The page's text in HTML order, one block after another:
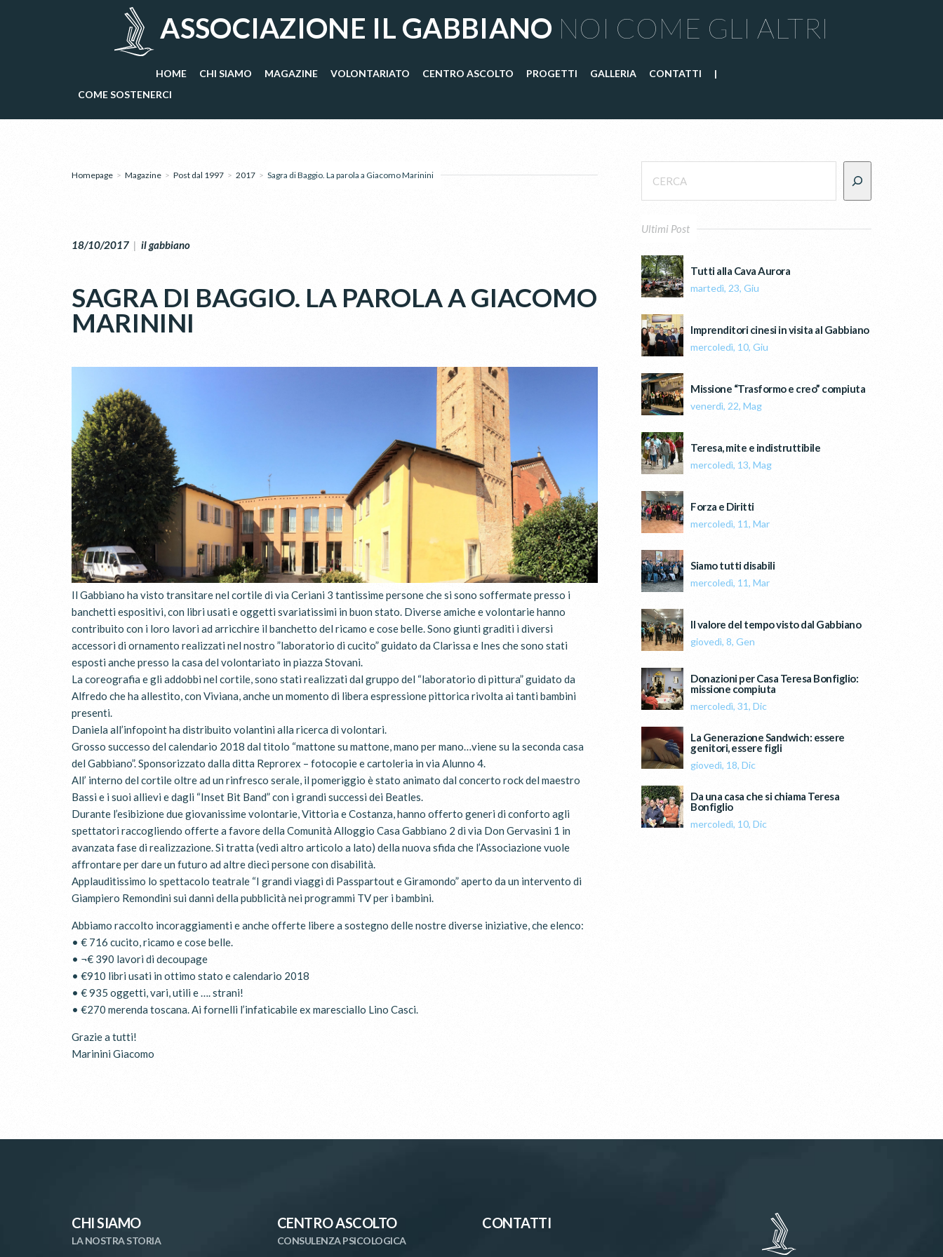
ASSOCIAZIONE IL GABBIANO NOI COME GLI ALTRI
HOME CHI SIAMO MAGAZINE VOLONTARIATO CENTRO ASCOLTO PROGETTI GALLERIA CONTATTI
|
COME SOSTENERCI
Homepage > Magazine > Post dal 1997 > 2017 > Sagra di Baggio. La parola a Giacomo Marinini
18/10/2017 | il gabbiano
SAGRA DI BAGGIO. LA PAROLA A GIACOMO
MARININI
Il Gabbiano ha visto transitare nel cortile di via Ceriani 3 tantissime persone che si sono soffermate presso i
banchetti espositivi, con libri usati e oggetti svariatissimi in buon stato. Diverse amiche e volontarie hanno
contribuito con i loro lavori ad arricchire il banchetto del ricamo e cose belle. Sono giunti graditi i diversi
accessori di ornamento realizzati nel nostro ”laboratorio di cucito” guidato da Clarissa e Ines che sono stati
esposti anche presso la casa del volontariato in piazza Stovani.
La coreografia e gli addobbi nel cortile, sono stati realizzati dal gruppo del “laboratorio di pittura” guidato da
Alfredo che ha allestito, con Viviana, anche un momento di libera espressione pittorica rivolta ai tanti bambini
presenti.
Daniela all’infopoint ha distribuito volantini alla ricerca di volontari.
Grosso successo del calendario 2018 dal titolo “mattone su mattone, mano per mano…viene su la seconda casa
del Gabbiano”. Sponsorizzato dalla ditta Reprorex – fotocopie e cartoleria in via Alunno 4.
All’ interno del cortile oltre ad un rinfresco serale, il pomeriggio è stato animato dal concerto rock del maestro
Bassi e i suoi allievi e dagli “Inset Bit Band” con i grandi successi dei Beatles.
Durante l’esibizione due giovanissime volontarie, Vittoria e Costanza, hanno offerto generi di conforto agli
spettatori raccogliendo offerte a favore della Comunità Alloggio Casa Gabbiano 2 di via Don Gervasini 1 in
avanzata fase di realizzazione. Si tratta (vedi altro articolo a lato) della nuova sfida che l’Associazione vuole
affrontare per dare un futuro ad altre dieci persone con disabilità.
Applauditissimo lo spettacolo teatrale “I grandi viaggi di Passpartout e Giramondo” aperto da un intervento di
Giampiero Remondini sui danni della pubblicità nei programmi TV per i bambini.
Abbiamo raccolto incoraggiamenti e anche offerte libere a sostegno delle nostre diverse iniziative, che elenco:
• € 716 cucito, ricamo e cose belle.
• ¬€ 390 lavori di decoupage
• €910 libri usati in ottimo stato e calendario 2018
• € 935 oggetti, vari, utili e …. strani!
• €270 merenda toscana. Ai fornelli l’infaticabile ex maresciallo Lino Casci.
Grazie a tutti!
Marinini Giacomo
Ultimi Post
Tutti alla Cava Aurora
martedì, 23, Giu
Imprenditori cinesi in visita al Gabbiano
mercoledì, 10, Giu
Missione “Trasformo e creo” compiuta
venerdì, 22, Mag
Teresa, mite e indistruttibile
mercoledì, 13, Mag
Forza e Diritti
mercoledì, 11, Mar
Siamo tutti disabili
mercoledì, 11, Mar
Il valore del tempo visto dal Gabbiano
giovedì, 8, Gen
Donazioni per Casa Teresa Bonfiglio:
missione compiuta
mercoledì, 31, Dic
La Generazione Sandwich: essere
genitori, essere figli
giovedì, 18, Dic
Da una casa che si chiama Teresa
Bonfiglio
mercoledì, 10, Dic
CHI SIAMO
LA NOSTRA STORIA
CENTRO ASCOLTO
CONSULENZA PSICOLOGICA
CONTATTI